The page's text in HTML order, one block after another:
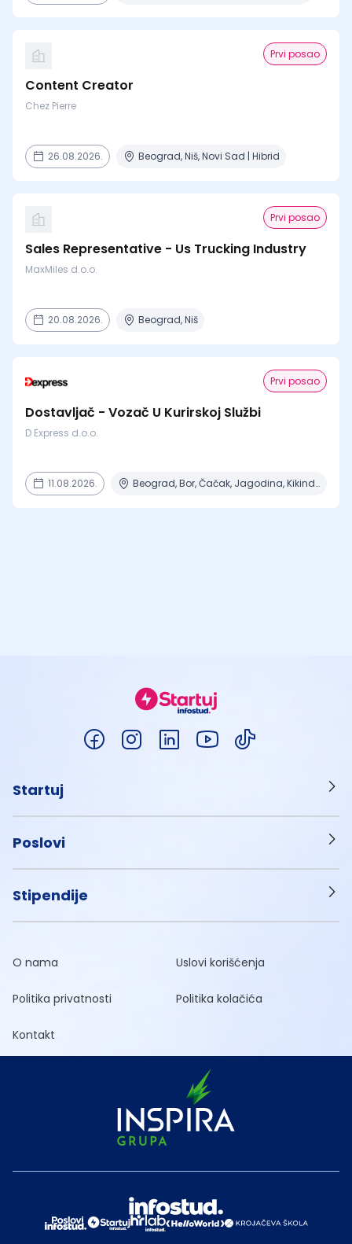
Prvi posao
Content Creator
Chez Pierre
26.08.2026. Beograd, Niš, Novi Sad | Hibrid
Prvi posao
Sales Representative - Us Trucking Industry
MaxMiles d.o.o.
20.08.2026. Beograd, Niš
Prvi posao
Dostavljač - Vozač U Kurirskoj Službi
D Express d.o.o.
11.08.2026. Beograd, Bor, Čačak, Jagodina, Kikinda + 23 mesta | Terenski rad
Startuj
Poslovi
Stipendije
O nama Uslovi korišćenja
Politika privatnosti Politika kolačića
Kontakt